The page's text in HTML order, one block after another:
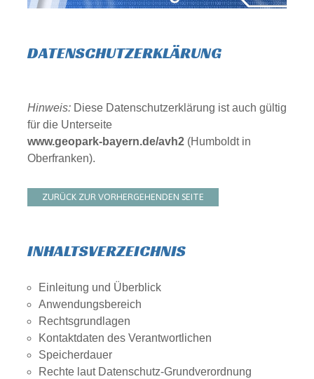
DATENSCHUTZERKLÄRUNG
Hinweis: Diese Datenschutzerklärung ist auch gültig
für die Unterseite
www.geopark-bayern.de/avh2 (Humboldt in
Oberfranken).
ZURÜCK ZUR VORHERGEHENDEN SEITE
INHALTSVERZEICHNIS
Einleitung und Überblick
Anwendungsbereich
Rechtsgrundlagen
Kontaktdaten des Verantwortlichen
Speicherdauer
Rechte laut Datenschutz-Grundverordnung